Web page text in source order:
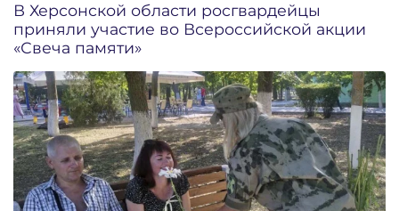
В Херсонской области росгвардейцы
приняли участие во Всероссийской акции
«Свеча памяти»